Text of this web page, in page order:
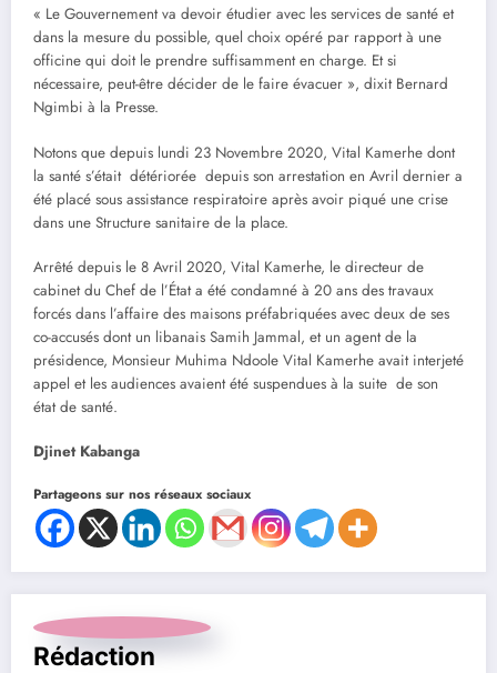
« Le Gouvernement va devoir étudier avec les services de santé et
dans la mesure du possible, quel choix opéré par rapport à une
officine qui doit le prendre suffisamment en charge. Et si
nécessaire, peut-être décider de le faire évacuer », dixit Bernard
Ngimbi à la Presse.
Notons que depuis lundi 23 Novembre 2020, Vital Kamerhe dont
la santé s’était détériorée depuis son arrestation en Avril dernier a
été placé sous assistance respiratoire après avoir piqué une crise
dans une Structure sanitaire de la place.
Arrêté depuis le 8 Avril 2020, Vital Kamerhe, le directeur de
cabinet du Chef de l’État a été condamné à 20 ans des travaux
forcés dans l’affaire des maisons préfabriquées avec deux de ses
co-accusés dont un libanais Samih Jammal, et un agent de la
présidence, Monsieur Muhima Ndoole Vital Kamerhe avait interjeté
appel et les audiences avaient été suspendues à la suite de son
état de santé.
Djinet Kabanga
Partageons sur nos réseaux sociaux
Rédaction